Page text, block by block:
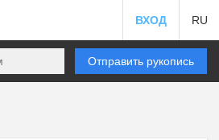
ВХОД RU
Отправить рукопись